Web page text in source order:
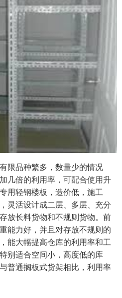
品种繁多，数量少的情况
几倍的利用率，可配合使用升
用轻钢楼板，造价低，施工
灵活设计成二层、多层、充分
放长料货物和不规则货物。前
能力好，并且对存放不规则的
能大幅提高仓库的利用率和工
别适合空间小，高度低的库
普通搁板式货架相比，利用率